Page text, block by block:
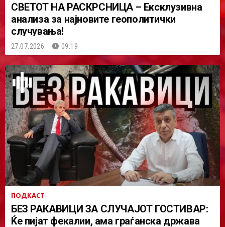
СВЕТОТ НА РАСКРСНИЦА – Ексклузивна
анализа за најновите геополитички
случувања!
27.07.2026. 09:19
ПОДКАСТ
БЕЗ РАКАВИЦИ ЗА СЛУЧАЈОТ ГОСТИВАР:
Ќе пијат фекалии, ама граѓанска држава